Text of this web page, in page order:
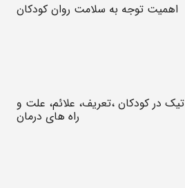
اهمیت توجه به سلامت روان کودکان
تیک در کودکان ،تعریف، علائم، علت و
راه های درمان